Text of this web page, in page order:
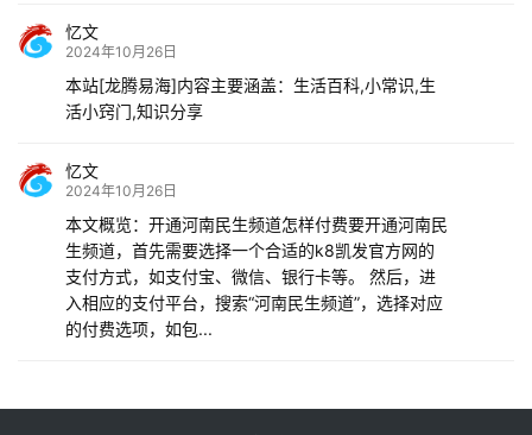
忆文
2024年10月26日
本站[龙腾易海]内容主要涵盖：生活百科,小常识,生
活小窍门,知识分享
忆文
2024年10月26日
本文概览：开通河南民生频道怎样付费要开通河南民
生频道，首先需要选择一个合适的k8凯发官方网的
支付方式，如支付宝、微信、银行卡等。 然后，进
入相应的支付平台，搜索“河南民生频道”，选择对应
的付费选项，如包...